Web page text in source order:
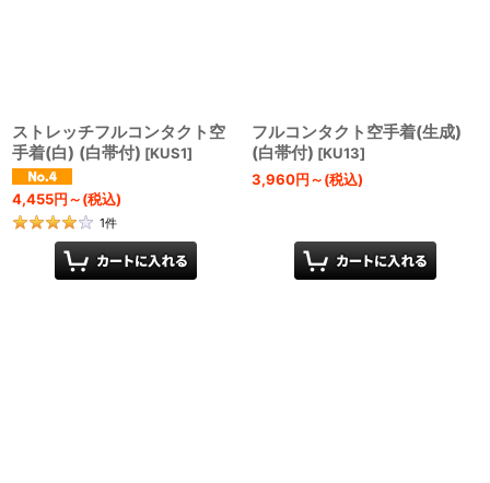
ストレッチフルコンタクト空
手着(白) (白帯付) [KUS1]
4,455円～(税込)
1件
フルコンタクト空手着(生成)
(白帯付) [KU13]
3,960円～(税込)